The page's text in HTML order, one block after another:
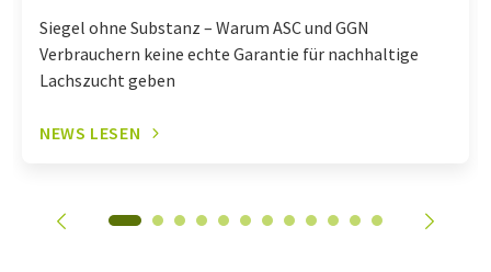
Siegel ohne Substanz – Warum ASC und GGN
Verbrauchern keine echte Garantie für nachhaltige
Lachszucht geben
NEWS LESEN